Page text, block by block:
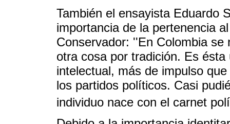
También el ensayista Eduardo
importancia de la pertenencia
Conservador: ''En Colombia
otra cosa por tradición. Es
intelectual, más de impulso
los partidos políticos. Casi
individuo nace con el carnet